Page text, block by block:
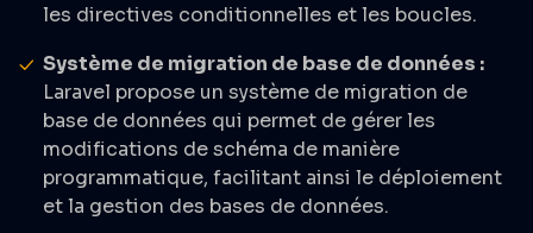
les directives conditionnelles et les boucles.
Système de migration de base de données :
Laravel propose un système de migration de
base de données qui permet de gérer les
modifications de schéma de manière
programmatique, facilitant ainsi le déploiement
et la gestion des bases de données.